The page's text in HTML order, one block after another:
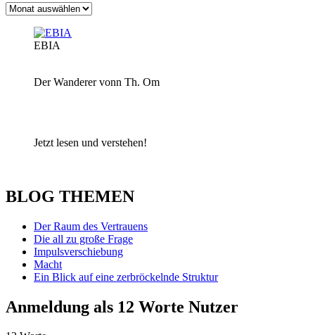
Archiv
EBIA
Der Wanderer vonn Th. Om
Jetzt lesen und verstehen!
BLOG THEMEN
Der Raum des Vertrauens
Die all zu große Frage
Impulsverschiebung
Macht
Ein Blick auf eine zerbröckelnde Struktur
Anmeldung als 12 Worte Nutzer